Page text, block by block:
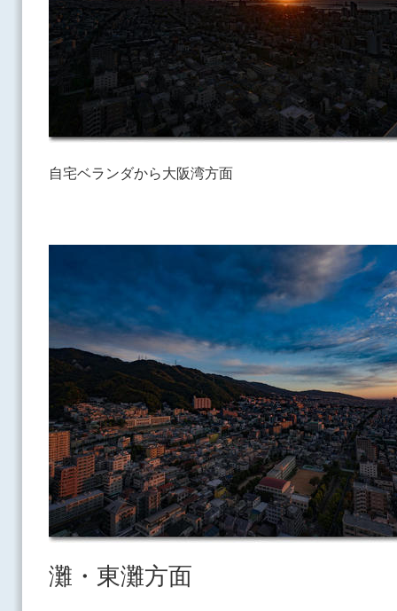
自宅ベランダから大阪湾方面
灘・東灘方面